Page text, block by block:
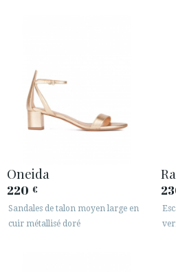
Oneida
220 €
Sandales de talon moyen large en
cuir métallisé doré